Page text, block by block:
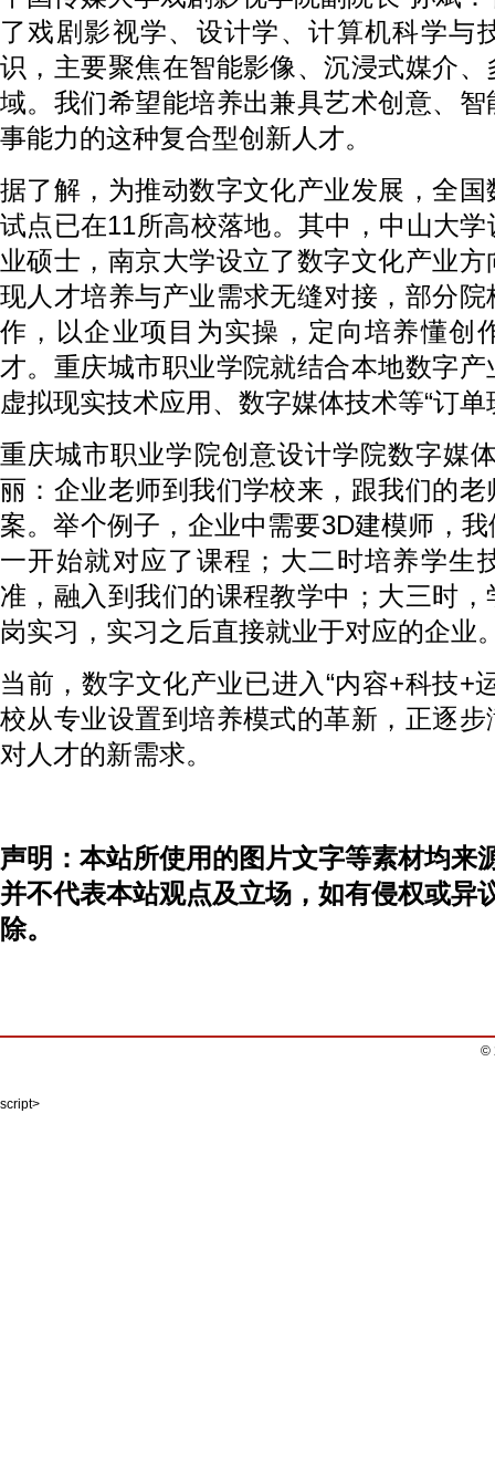
了戏剧影视学、设计学、计算机科学与
识，主要聚焦在智能影像、沉浸式媒介
域。我们希望能培养出兼具艺术创意、
事能力的这种复合型创新人才。
据了解，为推动数字文化产业发展，全
试点已在11所高校落地。其中，中山大
业硕士，南京大学设立了数字文化产业
现人才培养与产业需求无缝对接，部分
作，以企业项目为实操，定向培养懂创
才。重庆城市职业学院就结合本地数字
虚拟现实技术应用、数字媒体技术等“订单
重庆城市职业学院创意设计学院数字媒
丽：企业老师到我们学校来，跟我们的
案。举个例子，企业中需要3D建模师，
一开始就对应了课程；大二时培养学生
准，融入到我们的课程教学中；大三时
岗实习，实习之后直接就业于对应的企业
当前，数字文化产业已进入“内容+科技+
校从专业设置到培养模式的革新，正逐
对人才的新需求。
声明：本站所使用的图片文字等素材均来
并不代表本站观点及立场，如有侵权或异
除。
©
script>